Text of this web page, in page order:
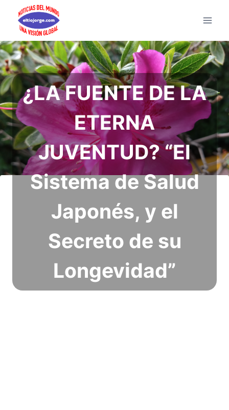
Saltar
contenido
¿LA FUENTE DE LA
ETERNA
JUVENTUD? “El
Sistema de Salud
Japonés, y el
Secreto de su
Longevidad”